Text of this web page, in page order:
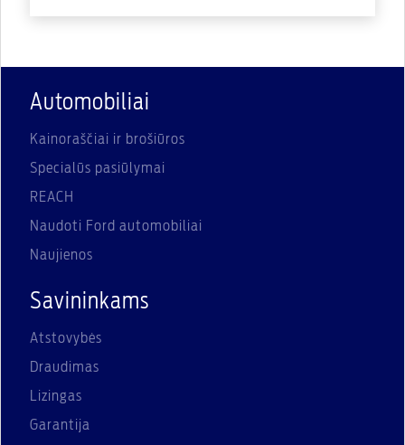
Automobiliai
Kainoraščiai ir brošiūros
Specialūs pasiūlymai
REACH
Naudoti Ford automobiliai
Naujienos
Savininkams
Atstovybės
Draudimas
Lizingas
Garantija